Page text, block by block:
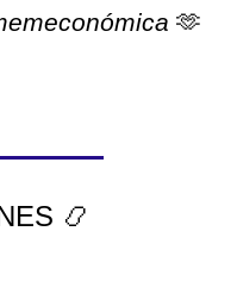
🫶
📿